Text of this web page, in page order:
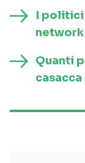
I politici
network
Quanti